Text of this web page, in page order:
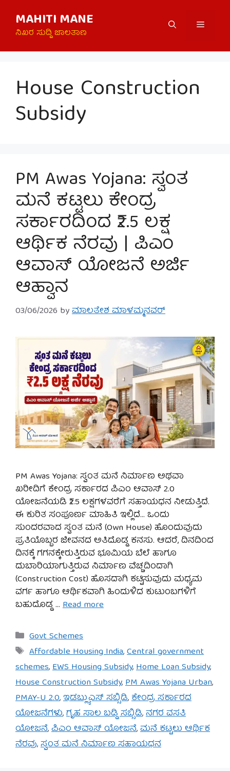
content
MAHITI MANE
ನಿಖರ ಸುದ್ದಿ ಜಾಲತಾಣ
Menu
House Construction
Subsidy
PM Awas Yojana: ಸ್ವಂತ
ಮನೆ ಕಟ್ಟಲು ಕೇಂದ್ರ
ಸರ್ಕಾರದಿಂದ ₹2.5 ಲಕ್ಷ
ಆರ್ಥಿಕ ನೆರವು | ಪಿಎಂ
ಆವಾಸ್ ಯೋಜನೆ ಅರ್ಜಿ
ಆಹ್ವಾನ
03/06/2026 byಮಾಲತೇಶ ಮಾಳಮ್ಮನವರ್
PM Awas Yojana: ಸ್ವಂತ ಮನೆ ನಿರ್ಮಾಣ ಅಥವಾ
ಖರೀದಿಗೆ ಕೇಂದ್ರ ಸರ್ಕಾರದ ಪಿಎಂ ಆವಾಸ್ 2.0
ಯೋಜನೆಯಡಿ ₹2.5 ಲಕ್ಷಗಳವರೆಗೆ ಸಹಾಯಧನ ನೀಡುತ್ತಿದೆ.
ಈ ಕುರಿತ ಸಂಪೂರ್ಣ ಮಾಹಿತಿ ಇಲ್ಲಿದೆ… ಒಂದು
ಸುಂದರವಾದ ಸ್ವಂತ ಮನೆ (Own House) ಹೊಂದುವುದು
ಪ್ರತಿಯೊಬ್ಬರ ಜೀವನದ ಅತಿದೊಡ್ಡ ಕನಸು. ಆದರೆ, ದಿನದಿಂದ
ದಿನಕ್ಕೆ ಗಗನಕ್ಕೇರುತ್ತಿರುವ ಭೂಮಿಯ ಬೆಲೆ ಹಾಗೂ
ದುಬಾರಿಯಾಗುತ್ತಿರುವ ನಿರ್ಮಾಣ ವೆಚ್ಚದಿಂದಾಗಿ
(Construction Cost) ಹೊಸದಾಗಿ ಕಟ್ಟಿಸುವುದು ಮಧ್ಯಮ
ವರ್ಗ ಹಾಗೂ ಆರ್ಥಿಕವಾಗಿ ಹಿಂದುಳಿದ ಕುಟುಂಬಗಳಿಗೆ
ಬಹುದೊಡ್ಡ … Read more
Categories
Govt Schemes
Tags
Affordable Housing India,Central government
schemes,EWS Housing Subsidy,Home Loan Subsidy,
House Construction Subsidy,PM Awas Yojana Urban,
PMAY-U 2.0,ಇಡಬ್ಲ್ಯುಎಸ್ ಸಬ್ಸಿಡಿ,ಕೇಂದ್ರ ಸರ್ಕಾರದ
ಯೋಜನೆಗಳು,ಗೃಹ ಸಾಲ ಬಡ್ಡಿ ಸಬ್ಸಿಡಿ,ನಗರ ವಸತಿ
ಯೋಜನೆ,ಪಿಎಂ ಆವಾಸ್ ಯೋಜನೆ,ಮನೆ ಕಟ್ಟಲು ಆರ್ಥಿಕ
ನೆರವು,ಸ್ವಂತ ಮನೆ ನಿರ್ಮಾಣ ಸಹಾಯಧನ